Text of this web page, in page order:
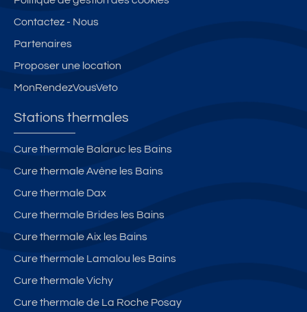
S
L
E
B
AI
S
P
A
T
Contactez - Nous
Partenaires
Proposer une location
MonRendezVousVeto
Stations thermales
Cure thermale Balaruc les Bains
Cure thermale Avène les Bains
Cure thermale Dax
Cure thermale Brides les Bains
Cure thermale Aix les Bains
Cure thermale Lamalou les Bains
Cure thermale Vichy
Cure thermale de La Roche Posay